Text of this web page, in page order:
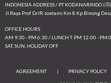
INDONESIA ADDRESS / PT KODANARINDO (주)
JI.Raya Prof Dr.IR soetami Km 8 Kp Binong
OFFICE HOURS
AM 9:30 - PM 6:30 / LUNCH T. PM 12:00 - PM
SAT, SUN, HOLIDAY OFF
AGREEMENT | PRIVACY POLICY